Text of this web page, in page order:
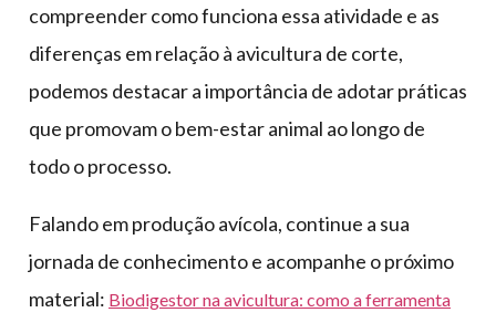
compreender como funciona essa atividade e as
diferenças em relação à avicultura de corte,
podemos destacar a importância de adotar práticas
que promovam o bem-estar animal ao longo de
todo o processo.
Falando em produção avícola, continue a sua
jornada de conhecimento e acompanhe o próximo
material: Biodigestor na avicultura: como a ferramenta